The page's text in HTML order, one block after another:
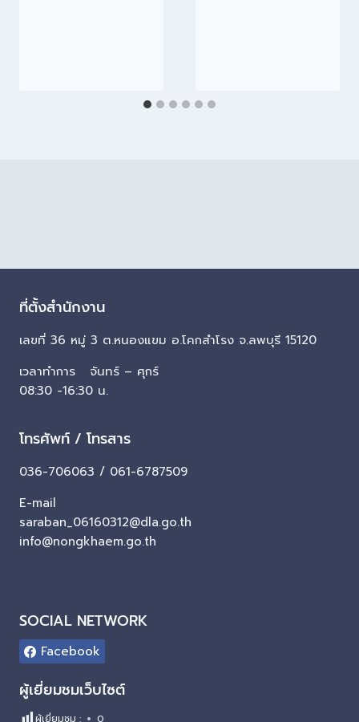
ที่ตั้งสำนักงาน
เลขที่ 36 หมู่ 3 ต.หนองแขม อ.โคกสำโรง จ.ลพบุรี 15120
เวลาทำการ จันทร์ – ศุกร์
08:30 -16:30 น.
โทรศัพท์ / โทรสาร
036-706063 / 061-6787509
E-mail
saraban_06160312@dla.go.th
info@nongkhaem.go.th
SOCIAL NETWORK
Facebook
ผู้เยี่ยมชมเว็บไซต์
ผู้เยี่ยมชม : 0